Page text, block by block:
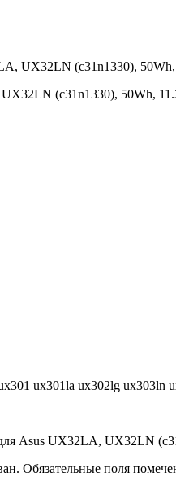
UX32LN (c31n1330),
ux301la ux302lg ux303ln
Asus UX32LA, UX32LN
Обязательные поля